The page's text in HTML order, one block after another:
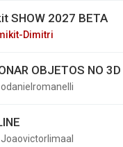
SHOW 2027 BETA
Dimitri
OBJETOS NO 3D
odanielromanelli
Joaovictorlimaal